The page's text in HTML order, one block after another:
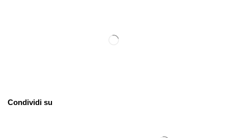
Condividi su